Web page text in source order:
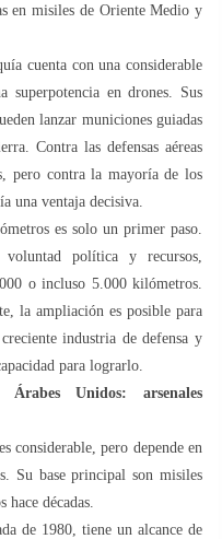
en misiles de Oriente Medio y
cuenta con una considerable
superpotencia en drones. Sus
lanzar municiones guiadas
Contra las defensas aéreas
pero contra la mayoría de los
una ventaja decisiva.
es solo un primer paso.
política y recursos,
o incluso 5.000 kilómetros.
la ampliación es posible para
industria de defensa y
para lograrlo.
Unidos: arsenales
considerable, pero depende en
Su base principal son misiles
décadas.
de 1980, tiene un alcance de